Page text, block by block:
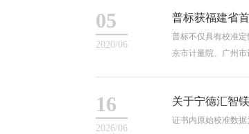
05
2020/06
普标获福建省
普标不仅具有校准
京市计量院、广州市
16
2026/06
关于宁德汇智
证书内原始校准数